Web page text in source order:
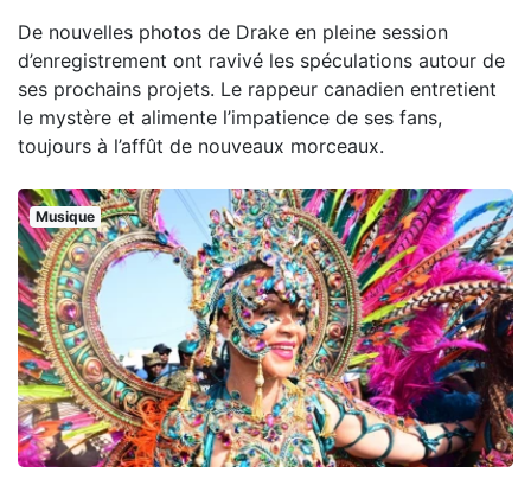
De nouvelles photos de Drake en pleine session
d’enregistrement ont ravivé les spéculations autour de
ses prochains projets. Le rappeur canadien entretient
le mystère et alimente l’impatience de ses fans,
toujours à l’affût de nouveaux morceaux.
Musique